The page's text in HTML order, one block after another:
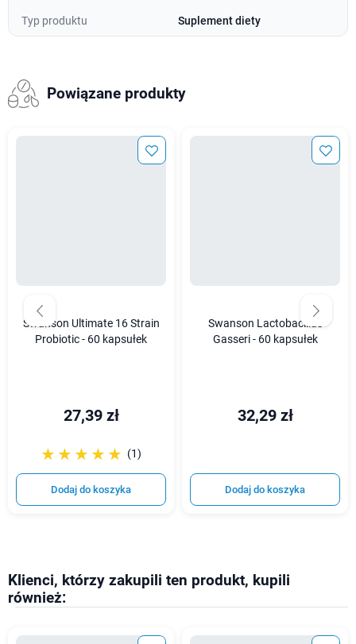
Typ produktu Suplement diety
Powiązane produkty
Swanson Ultimate 16 Strain
Probiotic - 60 kapsułek
27,39 zł
☆☆☆☆☆
★★★★★ (1)
Dodaj do koszyka
Swanson Lactobacillus
Gasseri - 60 kapsułek
32,29 zł
Dodaj do koszyka
Klienci, którzy zakupili ten produkt, kupili
również: